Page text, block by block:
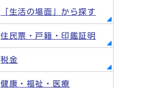
「生活の場面」から探す
住民票・戸籍・印鑑証明
税金
健康・福祉・医療